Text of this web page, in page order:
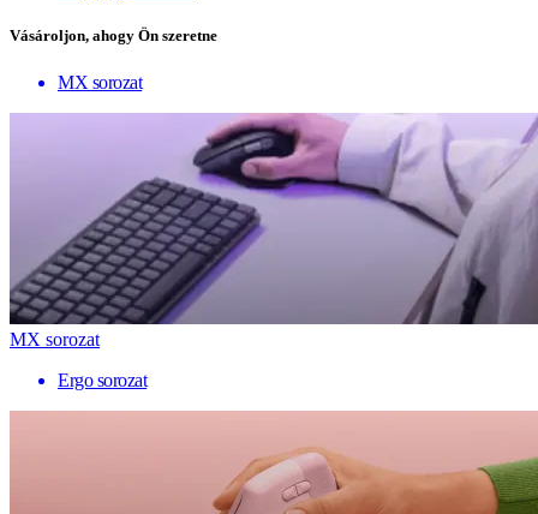
Vásároljon, ahogy Ön szeretne
MX sorozat
MX sorozat
Ergo sorozat